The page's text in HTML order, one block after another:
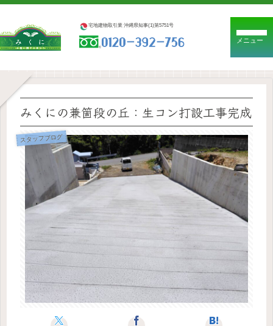
宅地建物取引業 沖縄県知事(1)第5751号
メニュー
みくにの兼箇段の丘：生コン打設工事完成
スタッフブログ